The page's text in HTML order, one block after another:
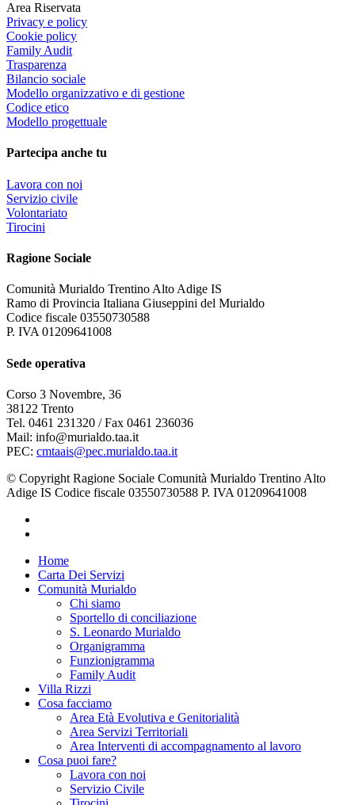
Area Riservata
Privacy e policy
Cookie policy
Family Audit
Trasparenza
Bilancio sociale
Modello organizzativo e di gestione
Codice etico
Modello progettuale
Partecipa anche tu
Lavora con noi
Servizio civile
Volontariato
Tirocini
Ragione Sociale
Comunità Murialdo Trentino Alto Adige IS
Ramo di Provincia Italiana Giuseppini del Murialdo
Codice fiscale 03550730588
P. IVA 01209641008
Sede operativa
Corso 3 Novembre, 36
38122 Trento
Tel. 0461 231320 / Fax 0461 236036
Mail: info@murialdo.taa.it
PEC: cmtaais@pec.murialdo.taa.it
© Copyright Ragione Sociale Comunità Murialdo Trentino Alto
Adige IS Codice fiscale 03550730588 P. IVA 01209641008
Close
Menu
Home
Carta Dei Servizi
Comunità Murialdo
Chi siamo
Sportello di conciliazione
S. Leonardo Murialdo
Organigramma
Funzionigramma
Family Audit
Villa Rizzi
Cosa facciamo
Area Età Evolutiva e Genitorialità
Area Servizi Territoriali
Area Interventi di accompagnamento al lavoro
Cosa puoi fare?
Lavora con noi
Servizio Civile